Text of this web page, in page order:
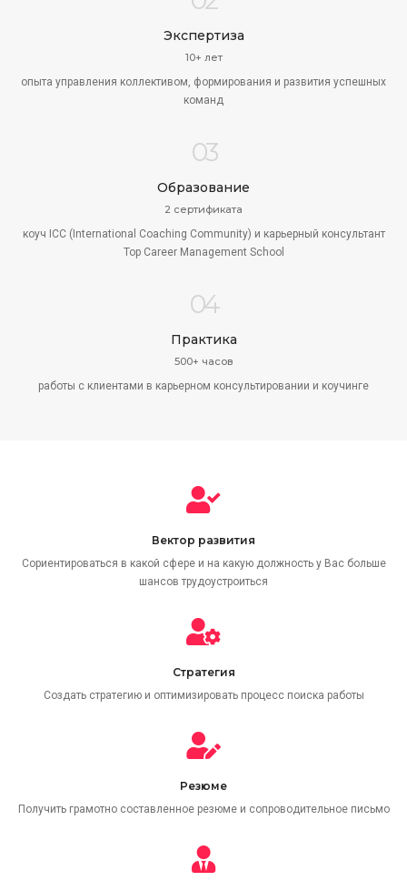
Экспертиза
10+ лет
опыта управления коллективом, формирования и развития успешных
команд
03
Образование
2 сертификата
коуч ICC (International Coaching Community) и карьерный консультант
Top Career Management School
04
Практика
500+ часов
работы с клиентами в карьерном консультировании и коучинге
Вектор развития
Сориентироваться в какой сфере и на какую должность у Вас больше
шансов трудоустроиться
Стратегия
Создать стратегию и оптимизировать процесс поиска работы
Резюме
Получить грамотно составленное резюме и сопроводительное письмо